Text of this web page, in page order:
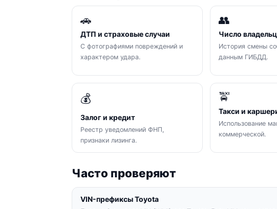
🚗
ДТП и страховые случаи
С фотографиями повреждений и
характером удара.
👥
Число
История смены
данным ГИБДД.
💰
Залог и кредит
Реестр уведомлений ФНП,
признаки лизинга.
🚖
Такси и
Использование
коммерческой.
Часто проверяют
VIN-префиксы Toyota